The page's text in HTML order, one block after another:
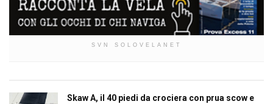
SVN SOLOVELANET
Skaw A, il 40 piedi da crociera con prua scow e